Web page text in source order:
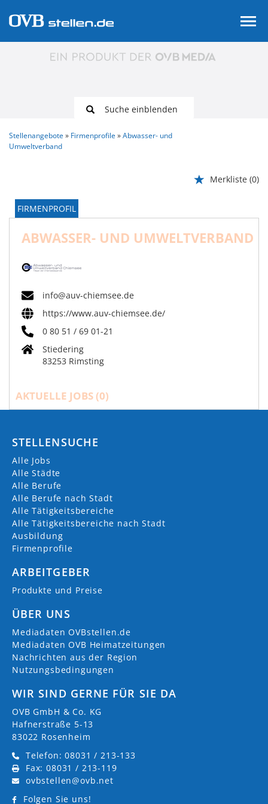
Suche einblenden
Stellenangebote Firmenprofile
Abwasser- und
Umweltverband
Merkliste (0)
FIRMENPROFIL
ABWASSER- UND UMWELTVERBAND
info@auv-chiemsee.de
https://www.auv-chiemsee.de/
0 80 51 / 69 01-21
Stiedering
83253 Rimsting
AKTUELLE JOBS (0)
STELLENSUCHE
Alle Jobs
Alle Städte
Alle Berufe
Alle Berufe nach Stadt
Alle Tätigkeitsbereiche
Alle Tätigkeitsbereiche nach Stadt
Ausbildung
Firmenprofile
ARBEITGEBER
Produkte und Preise
ÜBER UNS
Mediadaten OVBstellen.de
Mediadaten OVB Heimatzeitungen
Nachrichten aus der Region
Nutzungsbedingungen
WIR SIND GERNE FÜR SIE DA
OVB GmbH & Co. KG
Hafnerstraße 5-13
83022 Rosenheim
Telefon: 08031 / 213-133
Fax: 08031 / 213-119
ovbstellen@ovb.net
Folgen Sie uns!